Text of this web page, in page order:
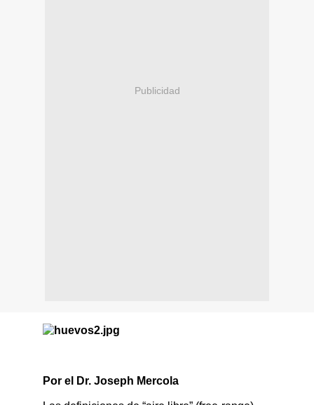
Publicidad
Por el Dr. Joseph Mercola